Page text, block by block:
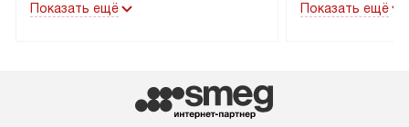
до подъезда. Доставка за пределы
маркировку «в наличии», может
быть отправлен покупателю
Показать ещё
коммуникациям.
Показать ещё